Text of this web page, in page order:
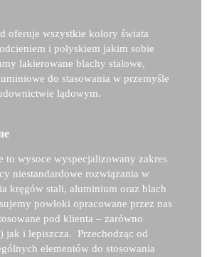
oferuje wszystkie kolory świata
i połyskiem jakim sobie
lakierowane blachy stalowe,
do stasowania w przemyśle
lądowym.
to wysoce wyspecjalizowany zakres
niestandardowe rozwiązania w
kręgów stali, aluminium oraz blach
powłoki opracowane przez nas
pod klienta – zarówno
jak i lepiszcza. Przechodząc od
elementów do stosowania